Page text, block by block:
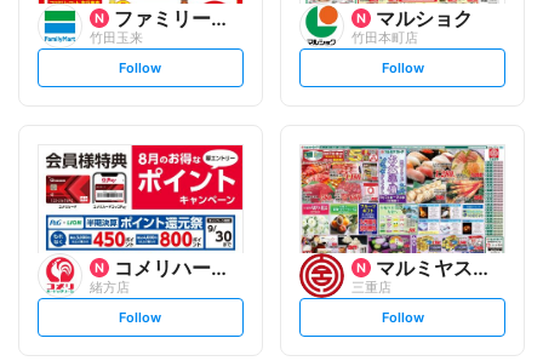
ファミリーマート
竹田玉来
s
t
o
w
Follow
マルショク
竹田本町店
s
t
l
o
w
Follow
コメリハード&グリーン
緒方店
s
t
Follow
マルミヤストア
三重店
s
t
Follow